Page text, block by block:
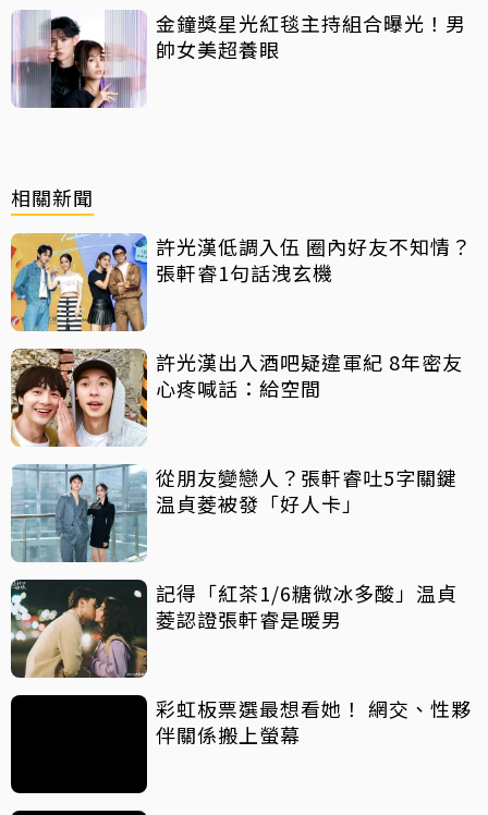
金鐘獎星光紅毯主持組合曝光！男
帥女美超養眼
相關新聞
許光漢低調入伍 圈內好友不知情？
張軒睿1句話洩玄機
許光漢出入酒吧疑違軍紀 8年密友
心疼喊話：給空間
從朋友變戀人？張軒睿吐5字關鍵
温貞菱被發「好人卡」
記得「紅茶1/6糖微冰多酸」温貞
菱認證張軒睿是暖男
彩虹板票選最想看她！ 網交、性夥
伴關係搬上螢幕